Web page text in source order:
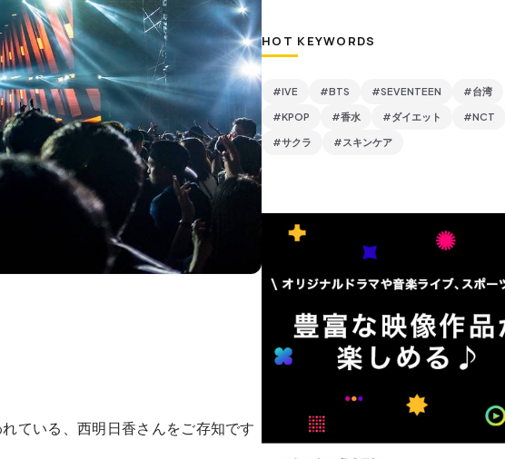
ている、西明日香さんをご存知です
HOT KEYWORDS
#IVE #BTS #SEVENTEEN #台湾
#KPOP #香水 #ダイエット #NCT
#サクラ #スキンケア